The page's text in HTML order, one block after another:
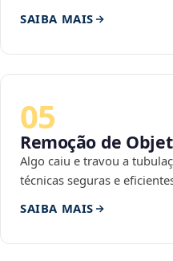
SAIBA MAIS
05
Remoção de
Algo caiu e travou a
técnicas seguras e
SAIBA MAIS